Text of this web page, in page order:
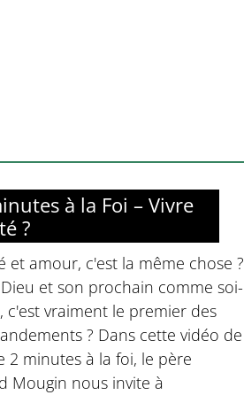
à la Foi – Vivre
?
et amour, c'est la même chose ?
et son prochain comme soi-
c'est vraiment le premier des
? Dans cette vidéo de
2 minutes à la foi, le père
Mougin nous invite à